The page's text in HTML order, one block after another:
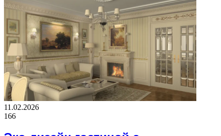
11.02.2026
166